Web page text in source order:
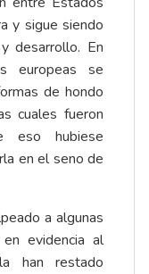
y sigue siendo
desarrollo. En
europeas se
de hondo
cuales fueron
eso hubiese
en el seno de
a algunas
evidencia al
han restado